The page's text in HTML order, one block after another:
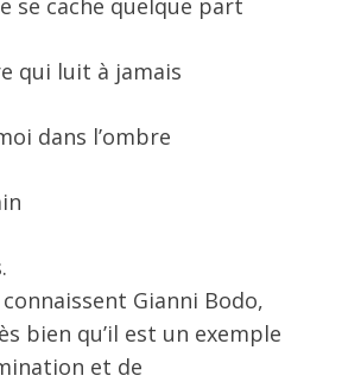
se cache quelque part
qui luit à jamais
dans l’ombre
Gianni Bodo,
bien qu’il est un exemple
et de